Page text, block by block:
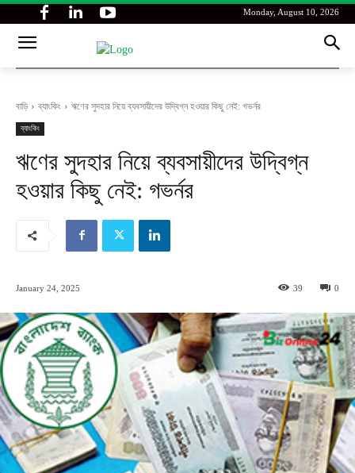
Monday, August 10, 2026
বাড়ি ব্যাংকিং ঋণের সুদহার নিয়ে ব্যবসায়ীদের উদ্বিগ্ন হওয়ার কিছু নেই: গভর্নর
ব্যাংকিং
ঋণের সুদহার নিয়ে ব্যবসায়ীদের উদ্বিগ্ন
হওয়ার কিছু নেই: গভর্নর
January 24, 2025 0
39